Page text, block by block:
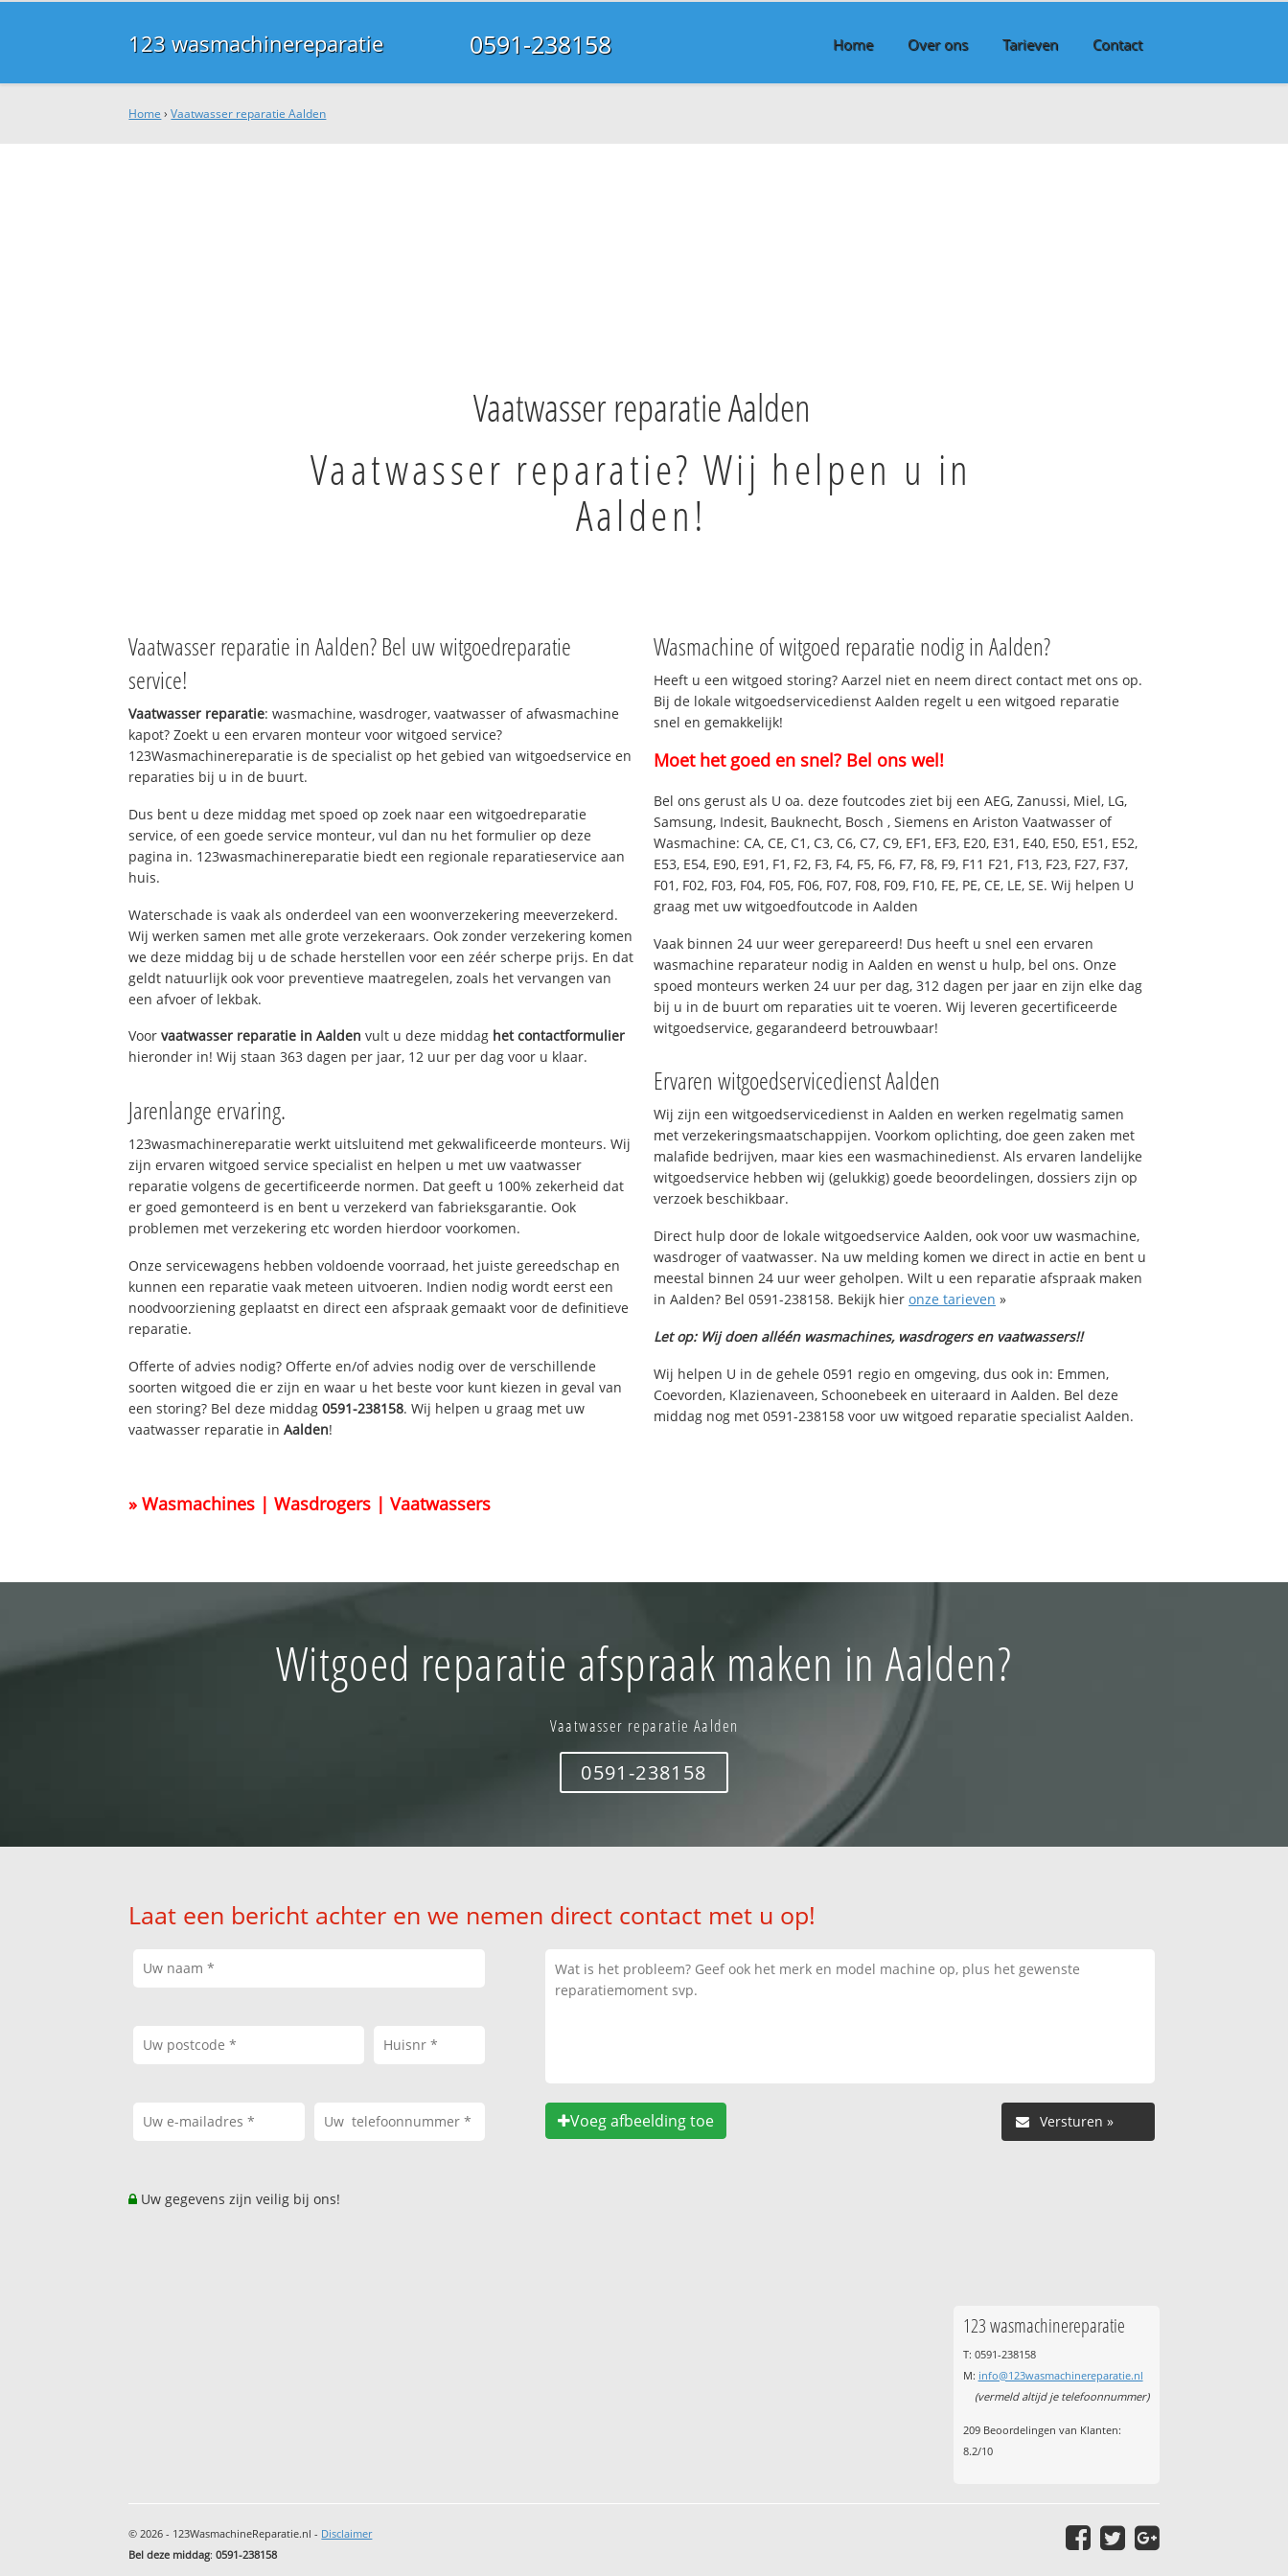
123 wasmachinereparatie 0591-238158 Home Over ons Tarieven Contact
Home ›Vaatwasser reparatie Aalden
Vaatwasser reparatie Aalden
Vaatwasser reparatie? Wij helpen u in
Aalden!
Vaatwasser reparatie in Aalden? Bel uw witgoedreparatie
service!
Vaatwasser reparatie: wasmachine, wasdroger, vaatwasser of afwasmachine
kapot? Zoekt u een ervaren monteur voor witgoed service?
123Wasmachinereparatie is de specialist op het gebied van witgoedservice en
reparaties bij u in de buurt.
Dus bent u deze middag met spoed op zoek naar een witgoedreparatie
service, of een goede service monteur, vul dan nu het formulier op deze
pagina in. 123wasmachinereparatie biedt een regionale reparatieservice aan
huis.
Waterschade is vaak als onderdeel van een woonverzekering meeverzekerd.
Wij werken samen met alle grote verzekeraars. Ook zonder verzekering komen
we deze middag bij u de schade herstellen voor een zéér scherpe prijs. En dat
geldt natuurlijk ook voor preventieve maatregelen, zoals het vervangen van
een afvoer of lekbak.
Voorvaatwasser reparatie in Aalden vult u deze middag het contactformulier
hieronder in! Wij staan 363 dagen per jaar, 12 uur per dag voor u klaar.
Jarenlange ervaring.
123wasmachinereparatie werkt uitsluitend met gekwalificeerde monteurs. Wij
zijn ervaren witgoed service specialist en helpen u met uw vaatwasser
reparatie volgens de gecertificeerde normen. Dat geeft u 100% zekerheid dat
er goed gemonteerd is en bent u verzekerd van fabrieksgarantie. Ook
problemen met verzekering etc worden hierdoor voorkomen.
Onze servicewagens hebben voldoende voorraad, het juiste gereedschap en
kunnen een reparatie vaak meteen uitvoeren. Indien nodig wordt eerst een
noodvoorziening geplaatst en direct een afspraak gemaakt voor de definitieve
reparatie.
Offerte of advies nodig? Offerte en/of advies nodig over de verschillende
soorten witgoed die er zijn en waar u het beste voor kunt kiezen in geval van
een storing? Bel deze middag0591-238158. Wij helpen u graag met uw
vaatwasser reparatie inAalden!
» Wasmachines | Wasdrogers | Vaatwassers
Wasmachine of witgoed reparatie nodig in Aalden?
Heeft u een witgoed storing? Aarzel niet en neem direct contact met ons op.
Bij de lokale witgoedservicedienst Aalden regelt u een witgoed reparatie
snel en gemakkelijk!
Moet het goed en snel? Bel ons wel!
Bel ons gerust als U oa. deze foutcodes ziet bij een AEG, Zanussi, Miel, LG,
Samsung, Indesit, Bauknecht, Bosch , Siemens en Ariston Vaatwasser of
Wasmachine: CA, CE, C1, C3, C6, C7, C9, EF1, EF3, E20, E31, E40, E50, E51, E52,
E53, E54, E90, E91, F1, F2, F3, F4, F5, F6, F7, F8, F9, F11 F21, F13, F23, F27, F37,
F01, F02, F03, F04, F05, F06, F07, F08, F09, F10, FE, PE, CE, LE, SE. Wij helpen U
graag met uw witgoedfoutcode in Aalden
Vaak binnen 24 uur weer gerepareerd! Dus heeft u snel een ervaren
wasmachine reparateur nodig in Aalden en wenst u hulp, bel ons. Onze
spoed monteurs werken 24 uur per dag, 312 dagen per jaar en zijn elke dag
bij u in de buurt om reparaties uit te voeren. Wij leveren gecertificeerde
witgoedservice, gegarandeerd betrouwbaar!
Ervaren witgoedservicedienst Aalden
Wij zijn een witgoedservicedienst in Aalden en werken regelmatig samen
met verzekeringsmaatschappijen. Voorkom oplichting, doe geen zaken met
malafide bedrijven, maar kies een wasmachinedienst. Als ervaren landelijke
witgoedservice hebben wij (gelukkig) goede beoordelingen, dossiers zijn op
verzoek beschikbaar.
Direct hulp door de lokale witgoedservice Aalden, ook voor uw wasmachine,
wasdroger of vaatwasser. Na uw melding komen we direct in actie en bent u
meestal binnen 24 uur weer geholpen. Wilt u een reparatie afspraak maken
in Aalden? Bel 0591-238158. Bekijk hier onze tarieven »
Let op: Wij doen alléén wasmachines, wasdrogers en vaatwassers!!
Wij helpen U in de gehele 0591 regio en omgeving, dus ook in: Emmen,
Coevorden, Klazienaveen, Schoonebeek en uiteraard in Aalden. Bel deze
middag nog met 0591-238158 voor uw witgoed reparatie specialist Aalden.
Witgoed reparatie afspraak maken in Aalden?
Vaatwasser reparatie Aalden
0591-238158
Laat een bericht achter en we nemen direct contact met u op!
Voeg afbeelding toe
Uw gegevens zijn veilig bij ons!
123 wasmachinereparatie
T: 0591-238158
M: info@123wasmachinereparatie.nl
(vermeld altijd je telefoonnummer)
209Beoordelingen van Klanten:
8.2/10
© 2026 - 123WasmachineReparatie.nl - Disclaimer
Bel deze middag:0591-238158